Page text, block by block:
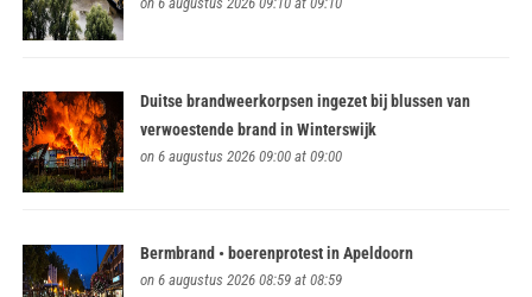
Duitse brandweerkorpsen ingezet bij blussen van
verwoestende brand in Winterswijk
on 6 augustus 2026 09:00 at 09:00
Bermbrand • boerenprotest in Apeldoorn
on 6 augustus 2026 08:59 at 08:59